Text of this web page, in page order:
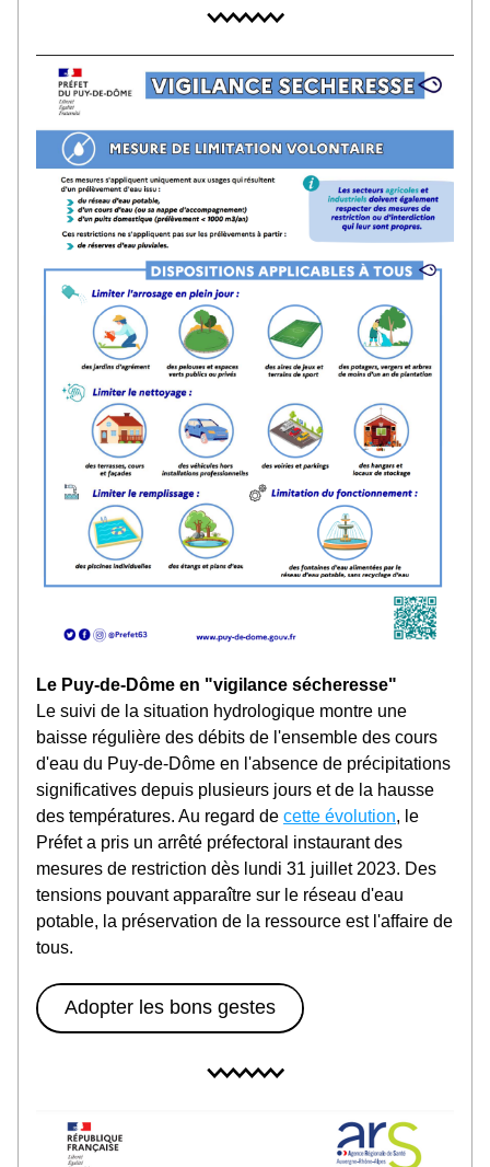
Le Puy-de-Dôme en "vigilance sécheresse"
Le suivi de la situation hydrologique montre une
baisse régulière des débits de l'ensemble des cours
d'eau du Puy-de-Dôme en l'absence de précipitations
significatives depuis plusieurs jours et de la hausse
des températures. Au regard de cette évolution, le
Préfet a pris un arrêté préfectoral instaurant des
mesures de restriction dès lundi 31 juillet 2023. Des
tensions pouvant apparaître sur le réseau d'eau
potable, la préservation de la ressource est l'affaire de
tous.
Adopter les bons gestes